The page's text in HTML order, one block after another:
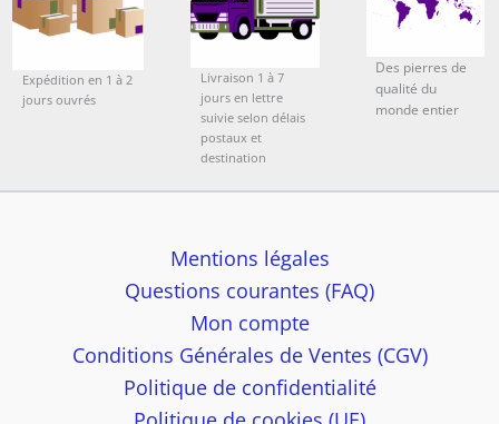
Expédition en 1 à 2
jours ouvrés
Livraison 1 à 7
jours en lettre
suivie selon délais
postaux et
destination
Des pierres de
qualité du
monde entier
Mentions légales
Questions courantes (FAQ)
Mon compte
Conditions Générales de Ventes (CGV)
Politique de confidentialité